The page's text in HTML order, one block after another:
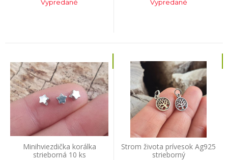
Vypredané Vypredané
Minihviezdička korálka
strieborná 10 ks
Strom života prívesok Ag925
strieborný